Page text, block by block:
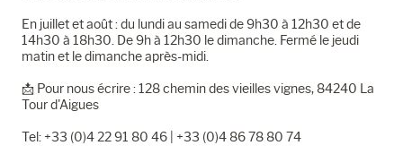
En juillet et août : du lundi au samedi de 9h30 à 12h30 et de
14h30 à 18h30. De 9h à 12h30 le dimanche. Fermé le jeudi
matin et le dimanche après-midi.
📩​ Pour nous écrire : 128 chemin des vieilles vignes, 84240 La
Tour d'Aigues
Tel: +33 (0)4 22 91 80 46 | +33 (0)4 86 78 80 74